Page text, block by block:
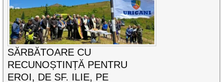
SĂRBĂTOARE CU
RECUNOȘTINȚĂ PENTRU
EROI, DE SF. ILIE, PE